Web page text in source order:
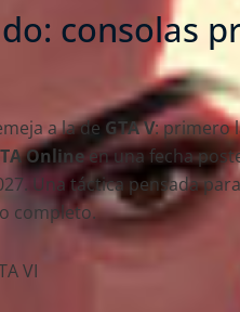
consolas
a la de GTA V: primero
Onlineen una fecha
Una táctica pensada
completo.